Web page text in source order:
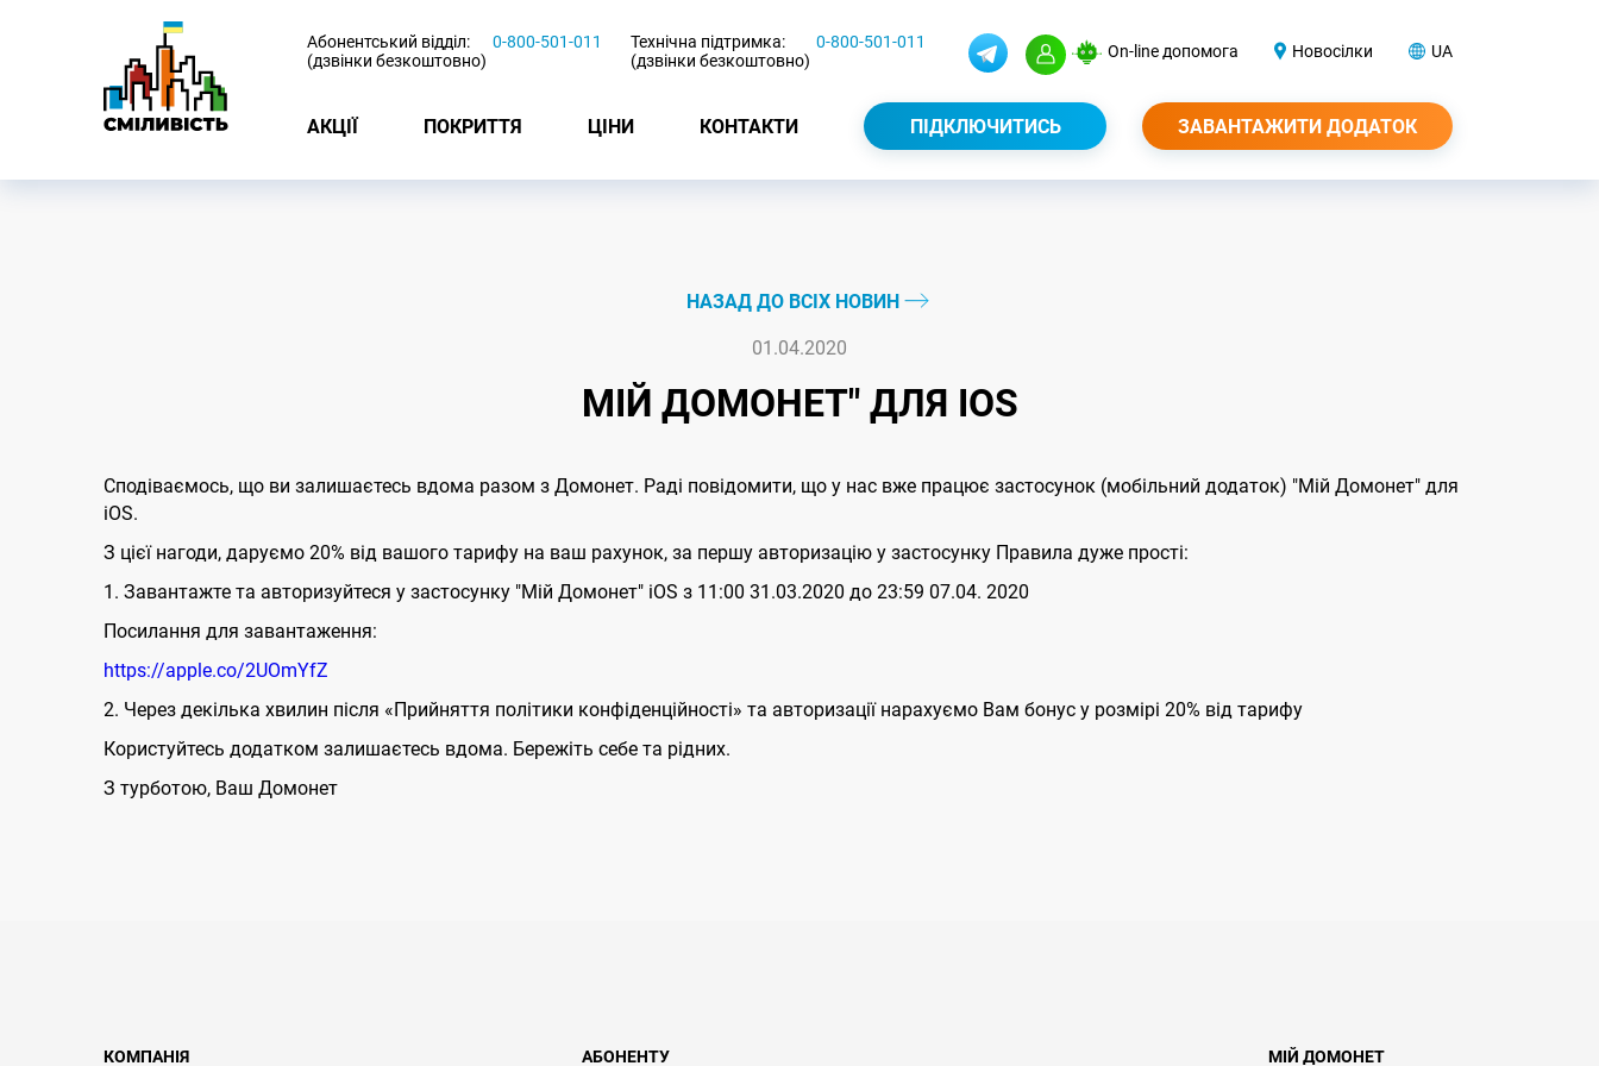
Абонентський відділ:
(дзвінки безкоштовно)
0-800-501-011
Технічна підтримка:
(дзвінки безкоштовно)
0-800-501-011 On-line допомога Новосілки UA
АКЦІЇ ПОКРИТТЯ ЦІНИ КОНТАКТИ ПІДКЛЮЧИТИСЬ ЗАВАНТАЖИТИ ДОДАТОК
НАЗАД ДО ВСІХ НОВИН
01.04.2020
МІЙ ДОМОНЕТ" ДЛЯ IOS
Сподіваємось, що ви залишаєтесь вдома разом з Домонет. Раді повідомити, що у нас вже працює застосунок (мобільний додаток) "Мій Домонет" для
iOS.
З цієї нагоди, даруємо 20% від вашого тарифу на ваш рахунок, за першу авторизацію у застосунку Правила дуже прості:
1. Завантажте та авторизуйтеся у застосунку "Мій Домонет" iOS з 11:00 31.03.2020 до 23:59 07.04. 2020
Посилання для завантаження:
https://apple.co/2UOmYfZ
2. Через декілька хвилин після «Прийняття політики конфіденційності» та авторизації нарахуємо Вам бонус у розмірі 20% від тарифу
Користуйтесь додатком залишаєтесь вдома. Бережіть себе та рідних.
З турботою, Ваш Домонет
КОМПАНІЯ АБОНЕНТУ МІЙ ДОМОНЕТ